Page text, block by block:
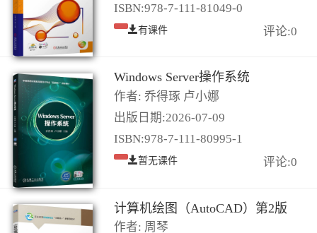
ISBN:978-7-111-81049-0
有课件 评论:0
Windows Server操作系统
作者: 乔得琢 卢小娜
出版日期:2026-07-09
ISBN:978-7-111-80995-1
暂无课件 评论:0
计算机绘图（AutoCAD）第2版
作者: 周琴